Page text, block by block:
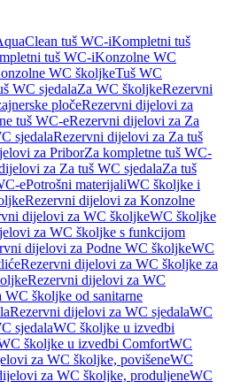
tuš WC-iKompletni tuš
tuš WC-iKonzolne WC
WC školjkeTuš WC
WC sjedalaZa WC školjkeRezervni
pločeRezervni dijelovi za
tuš WC-eRezervni dijelovi za Za
sjedalaRezervni dijelovi za Za tuš
za PriborZa kompletne tuš WC-
za Za tuš WC sjedalaZa tuš
ePotrošni materijaliWC školjke i
Rezervni dijelovi za Konzolne
dijelovi za WC školjkeWC školjke
za WC školjke s funkcijom
dijelovi za Podne WC školjkeWC
Rezervni dijelovi za WC školjke za
Rezervni dijelovi za WC
školjke od sanitarne
Rezervni dijelovi za WC sjedalaWC
sjedalaWC školjke u izvedbi
školjke u izvedbi ComfortWC
za WC školjke, povišeneWC
za WC školjke, produljeneWC